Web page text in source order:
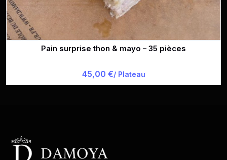
Pain surprise thon & mayo – 35 pièces
45,00 €/ Plateau